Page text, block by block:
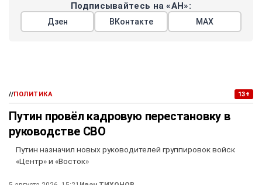
Подписывайтесь на «АН»:
Дзен ВКонтакте МАХ
//ПОЛИТИКА 13+
Путин провёл кадровую перестановку в
руководстве СВО
Путин назначил новых руководителей группировок войск
«Центр» и «Восток»